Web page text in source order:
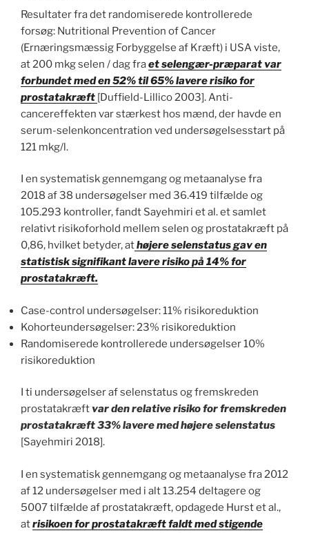
Resultater fra det randomiserede kontrollerede
forsøg: Nutritional Prevention of Cancer
(Ernæringsmæssig Forbyggelse af Kræft) i USA viste,
at 200 mkg selen / dag fraet selengær-præparat var
forbundet med en 52% til 65% lavere risiko for
prostatakræft [Duffield-Lillico 2003]. Anti-
cancereffekten var stærkest hos mænd, der havde en
serum-selenkoncentration ved undersøgelsesstart på
121 mkg/l.
I en systematisk gennemgang og metaanalyse fra
2018 af 38 undersøgelser med 36.419 tilfælde og
105.293 kontroller, fandt Sayehmiri et al. et samlet
relativt risikoforhold mellem selen og prostatakræft på
0,86, hvilket betyder, athøjere selenstatus gav en
statistisk signifikant lavere risiko på 14% for
prostatakræft.
Case-control undersøgelser: 11% risikoreduktion
Kohorteundersøgelser: 23% risikoreduktion
Randomiserede kontrollerede undersøgelser 10%
risikoreduktion
I ti undersøgelser af selenstatus og fremskreden
prostatakræft var den relative risiko for fremskreden
prostatakræft 33% lavere med højere selenstatus
[Sayehmiri 2018].
I en systematisk gennemgang og metaanalyse fra 2012
af 12 undersøgelser med i alt 13.254 deltagere og
5007 tilfælde af prostatakræft, opdagede Hurst et al.,
atrisikoen for prostatakræft faldt med stigende